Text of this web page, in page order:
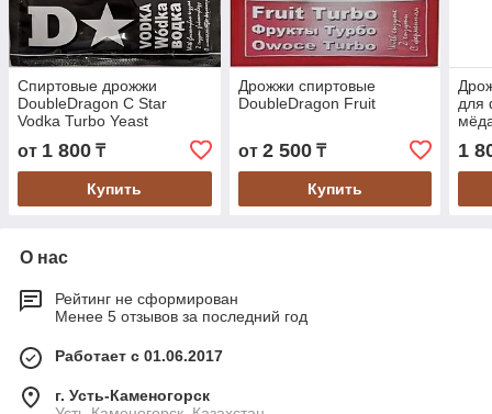
Спиртовые дрожжи
DoubleDragon C Star
Vodka Turbo Yeast
от 1 800 ₸
Купить
Дрожжи спиртовые
DoubleDragon Fruit
от 2 500₸
Купить
для
1
О нас
Рейтинг не сформирован
Менее 5 отзывов за последний год
Работает с 01.06.2017
г. Усть-Каменогорск